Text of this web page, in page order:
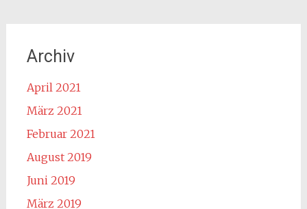
Archiv
April 2021
März 2021
Februar 2021
August 2019
Juni 2019
März 2019